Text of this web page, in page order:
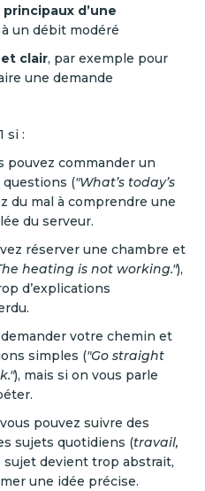
d’une
à un débit modéré
clair, par exemple pour
une demande
si :
pouvez commander un
questions ("What’s today’s
du mal à comprendre une
du serveur.
réserver une chambre et
heating is not working."),
d’explications
votre chemin et
simples ("Go straight
), mais si on vous parle
pouvez suivre des
sujets quotidiens (travail,
sujet devient trop abstrait,
une idée précise.